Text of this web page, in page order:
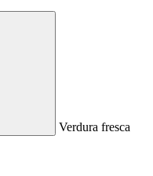
Verdura fresca